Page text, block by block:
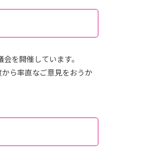
を開催しています。
ら率直なご意見をおうか